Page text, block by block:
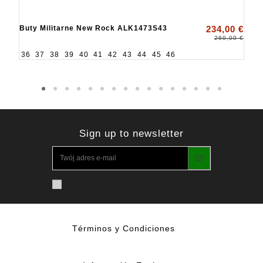
Buty Militarne New Rock ALK1473S43 234,00 €
260,00 €
36 37 38 39 40 41 42 43 44 45 46
Sign up to newsletter
Términos y Condiciones